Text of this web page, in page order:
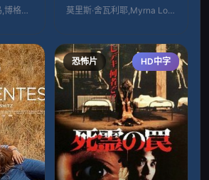
卢米妮察·盖奥尔吉乌,博格丹·杜米特拉克 莫里斯·舍瓦利耶,Myrna Loy,珍
恐怖片 HD中字